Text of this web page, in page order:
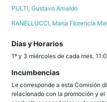
PULTI, Gustavo Arnaldo
RANELLUCCI, Maria Florencia
Días y Horarios
1º y 3 miércoles de cada mes.
Incumbencias
Le corresponde a esta Comisión
relacionado con la promoción y